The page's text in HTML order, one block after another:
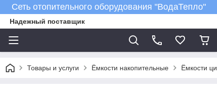
Сеть отопительного оборудования "ВодаТепло"
Надежный поставщик
Товары и услуги Ёмкости накопительные Ёмкости